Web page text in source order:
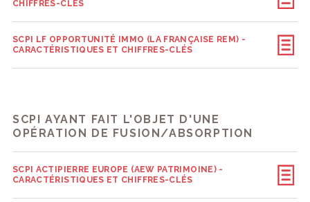
CHIFFRES-CLÉS
SCPI LF OPPORTUNITÉ IMMO (LA FRANÇAISE REM) -
CARACTÉRISTIQUES ET CHIFFRES-CLÉS
SCPI AYANT FAIT L'OBJET D'UNE
OPÉRATION DE FUSION/ABSORPTION
SCPI ACTIPIERRE EUROPE (AEW PATRIMOINE) -
CARACTÉRISTIQUES ET CHIFFRES-CLÉS